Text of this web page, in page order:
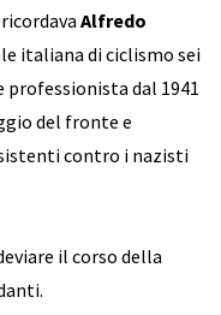
Alfredo
italiana di ciclismo sei
dal 1941
del fronte e
contro i nazisti
il corso della